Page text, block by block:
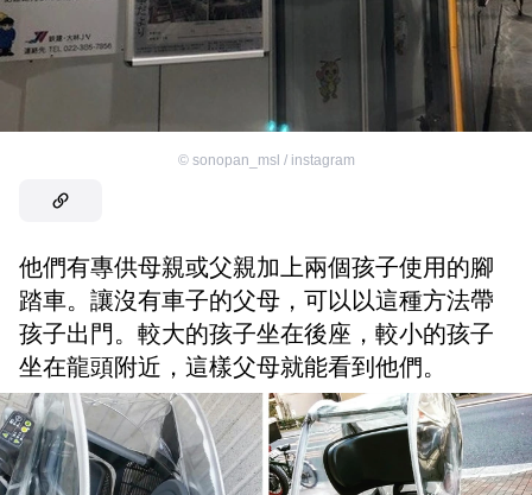
© sonopan_msl / instagram
他們有專供母親或父親加上兩個孩子使用的腳
踏車。讓沒有車子的父母，可以以這種方法帶
孩子出門。較大的孩子坐在後座，較小的孩子
坐在龍頭附近，這樣父母就能看到他們。